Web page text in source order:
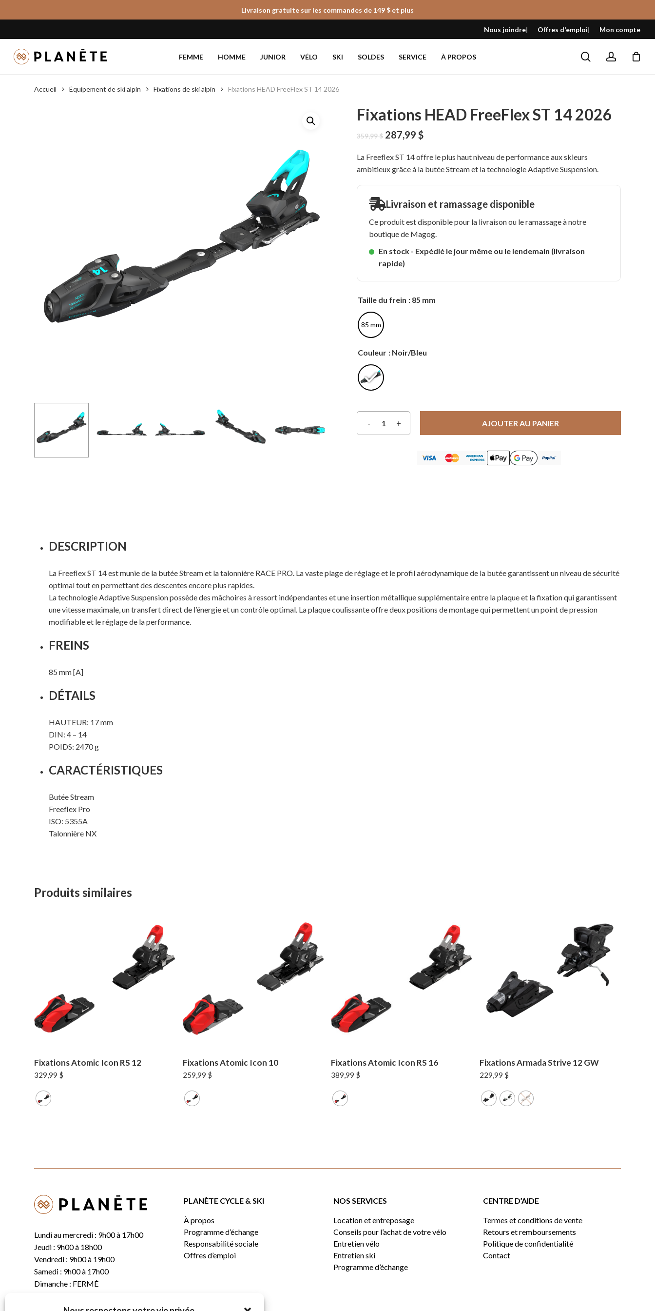
to
content
Livraison gratuite sur les commandes de 149 $ et plus
Nous joindre Offres d'emploi Mon compte
FEMME HOMME JUNIOR VÉLO SKI SOLDES SERVICE À PROPOS searchaccount
Fermer
le
panier
Accueil Équipement de ski alpin Fixations de ski alpin Fixations HEAD FreeFlex ST 14 2026
Fixations HEAD FreeFlex ST 14 2026
359,99$ Le
initial
était :
359,99 $.
287,99$Le
actuel
est :
287,99 $.
La Freeflex ST 14 offre le plus haut niveau de performance aux skieurs
ambitieux grâce à la butée Stream et la technologie Adaptive Suspension.
Livraison et ramassage disponible
Ce produit est disponible pour la livraison ou le ramassage à notre
boutique de Magog.
En stock - Expédié le jour même ou le lendemain (livraison
rapide)
Taille du frein : 85 mm
85 mm
Couleur : Noir/Bleu
AJOUTER AU PANIER
DESCRIPTION
La Freeflex ST 14 est munie de la butée Stream et la talonnière RACE PRO. La vaste plage de réglage et le profil aérodynamique de la butée garantissent un niveau de sécurité
optimal tout en permettant des descentes encore plus rapides.
La technologie Adaptive Suspension possède des mâchoires à ressort indépendantes et une insertion métallique supplémentaire entre la plaque et la fixation qui garantissent
une vitesse maximale, un transfert direct de l’énergie et un contrôle optimal. La plaque coulissante offre deux positions de montage qui permettent un point de pression
modifiable et le réglage de la performance.
FREINS
85 mm [A]
DÉTAILS
HAUTEUR: 17 mm
DIN: 4 – 14
POIDS: 2470 g
CARACTÉRISTIQUES
Butée Stream
Freeflex Pro
ISO: 5355A
Talonnière NX
Produits similaires
Fixations Atomic Icon RS 12
329,99 $
Fixations Atomic Icon 10
259,99 $
Fixations Atomic Icon RS 16
389,99 $
Fixations Armada Strive 12 GW
229,99 $
Lundi au mercredi : 9h00 à 17h00
Jeudi : 9h00 à 18h00
Vendredi : 9h00 à 19h00
Samedi : 9h00 à 17h00
Dimanche : FERMÉ
PLANÈTE CYCLE & SKI
À propos
Programme d’échange
Responsabilité sociale
Offres d’emploi
NOS SERVICES
Location et entreposage
Conseils pour l’achat de votre vélo
Entretien vélo
Entretien ski
Programme d’échange
CENTRE D’AIDE
Termes et conditions de vente
Retours et remboursements
Politique de confidentialité
Contact